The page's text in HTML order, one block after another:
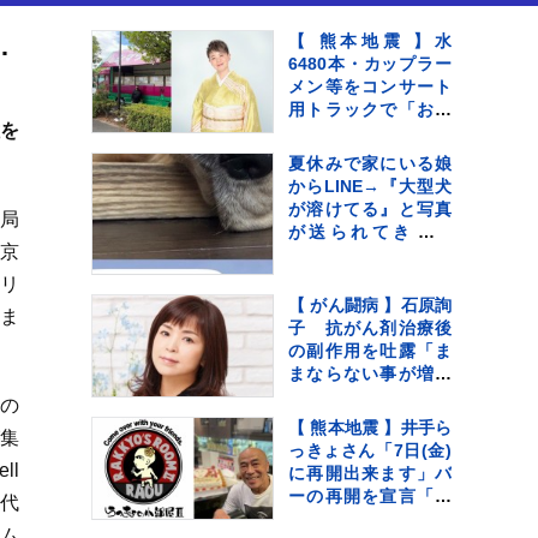
ビリオン」を開設
【 熊本地震 】水
6480本・カップラー
メン等をコンサート
用トラックで「お気
付きトラックにため
らいも〝自分のこと
を言ってる場合では
ない〟
夏休みで家にいる娘
からLINE→『大型犬
が溶けてる』と写真
が送られてきてい
ぷたぷで草」「無防
備ｗｗ」
【 がん闘病 】石原詢
子 抗がん剤治療後
の副作用を吐露「ま
まならない事が増え
【 熊本地震 】井手ら
っきょさん「7日(金)
に再開出来ます」バ
ーの再開を宣言「熊